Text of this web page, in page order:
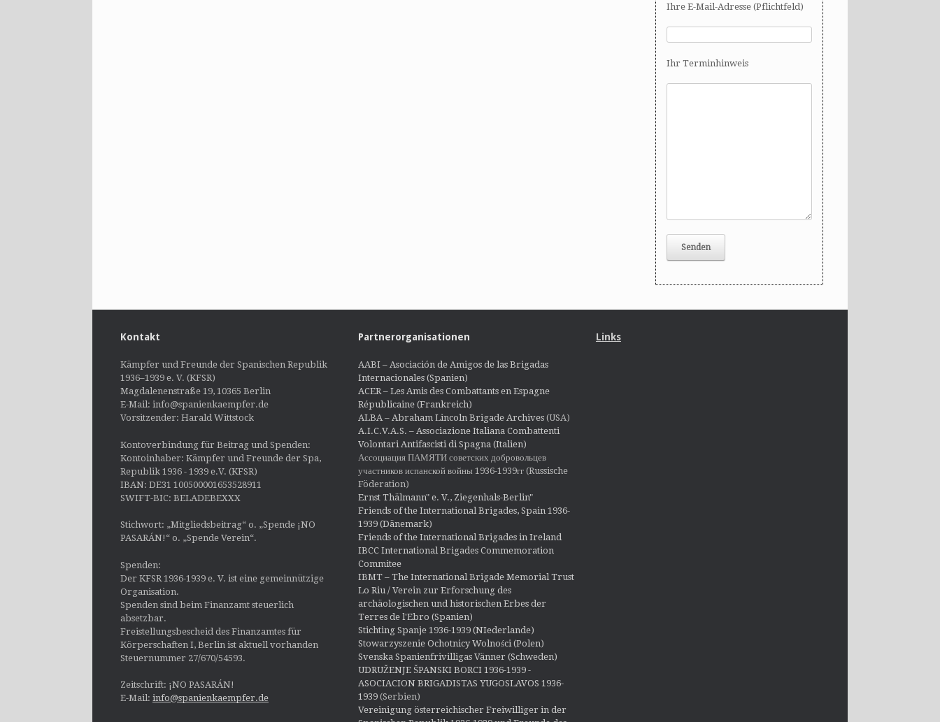
Ihre E-Mail-Adresse (Pflichtfeld)
Ihr Terminhinweis
Kontakt
Kämpfer und Freunde der Spanischen Republik
1936–1939 e. V. (KFSR)
Magdalenenstraße 19, 10365 Berlin
E-Mail: info@spanienkaempfer.de
Vorsitzender: Harald Wittstock
Kontoverbindung für Beitrag und Spenden:
Kontoinhaber: Kämpfer und Freunde der Spa,
Republik 1936 - 1939 e.V. (KFSR)
IBAN: DE31 100500001653528911
SWIFT-BIC: BELADEBEXXX
Stichwort: „Mitgliedsbeitrag“ o. „Spende ¡NO
PASARÁN!“ o. „Spende Verein“.
Spenden:
Der KFSR 1936-1939 e. V. ist eine gemeinnützige
Organisation.
Spenden sind beim Finanzamt steuerlich
absetzbar.
Freistellungsbescheid des Finanzamtes für
Körperschaften I, Berlin ist aktuell vorhanden
Steuernummer 27/670/54593.
Zeitschrift: ¡NO PASARÁN!
E-Mail: info@spanienkaempfer.de
Partnerorganisationen
AABI – Asociación de Amigos de las Brigadas
Internacionales (Spanien)
ACER – Les Amis des Combattants en Espagne
Républicaine (Frankreich)
ALBA – Abraham Lincoln Brigade Archives(USA)
A.I.C.V.A.S. – Associazione Italiana Combattenti
Volontari Antifascisti di Spagna (Italien)
Ассоциация ПАМЯТИ советских добровольцев
участников испанской войны 1936-1939гг (Russische
Föderation)
Ernst Thälmann" e. V., Ziegenhals-Berlin"
Friends of the International Brigades, Spain 1936-
1939 (Dänemark)
Friends of the International Brigades in Ireland
IBCC International Brigades Commemoration
Commitee
IBMT – The International Brigade Memorial Trust
Lo Riu / Verein zur Erforschung des
archäologischen und historischen Erbes der
Terres de l'Ebro (Spanien)
Stichting Spanje 1936-1939 (NIederlande)
Stowarzyszenie Ochotnicy Wolności (Polen)
Svenska Spanienfrivilligas Vänner (Schweden)
UDRUŽENJE ŠPANSKI BORCI 1936-1939 -
ASOCIACION BRIGADISTAS YUGOSLAVOS 1936-
1939(Serbien)
Vereinigung österreichischer Freiwilliger in der
Links